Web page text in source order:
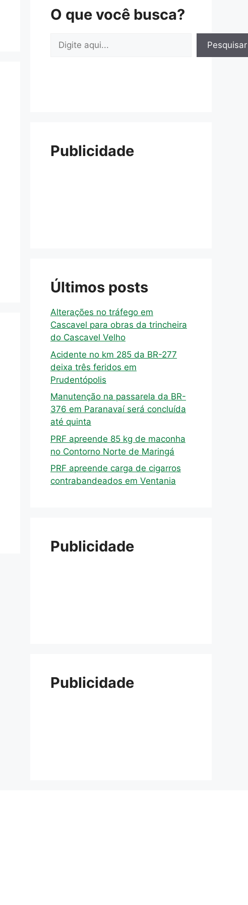
O que você busca?
Pesquisar
Pesquisar
Publicidade
Últimos posts
Alterações no tráfego em
Cascavel para obras da trincheira
do Cascavel Velho
Acidente no km 285 da BR-277
deixa três feridos em
Prudentópolis
Manutenção na passarela da BR-
376 em Paranavaí será concluída
até quinta
PRF apreende 85 kg de maconha
no Contorno Norte de Maringá
PRF apreende carga de cigarros
contrabandeados em Ventania
Publicidade
Publicidade